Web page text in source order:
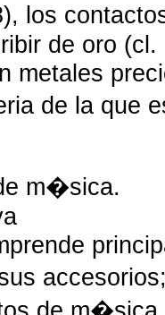
los
de oro
metales
de la que
m�sica.